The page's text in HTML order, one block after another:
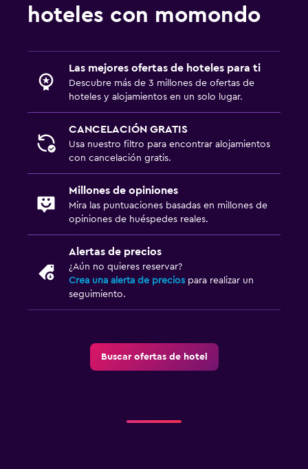
hoteles con momondo
Las mejores ofertas de hoteles para ti
Descubre más de 3 millones de ofertas de
hoteles y alojamientos en un solo lugar.
CANCELACIÓN GRATIS
Usa nuestro filtro para encontrar alojamientos
con cancelación gratis.
Millones de opiniones
Mira las puntuaciones basadas en millones de
opiniones de huéspedes reales.
Alertas de precios
¿Aún no quieres reservar?
Crea una alerta de precios para realizar un
seguimiento.
Buscar ofertas de hotel